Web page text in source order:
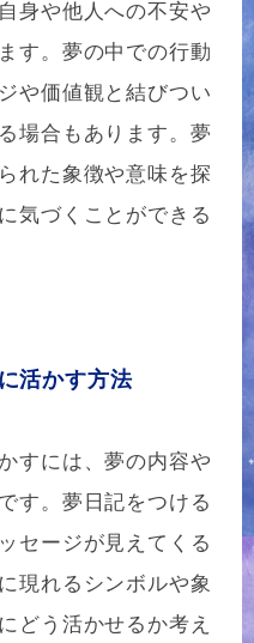
身や他人への不安や
す。夢の中での行動
や価値観と結びつい
場合もあります。夢
れた象徴や意味を探
気づくことができる
活かす方法
すには、夢の内容や
す。夢日記をつける
セージが見えてくる
現れるシンボルや象
どう活かせるか考え